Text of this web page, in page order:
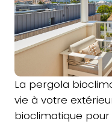
La pergola
vie à votre
bioclimatique